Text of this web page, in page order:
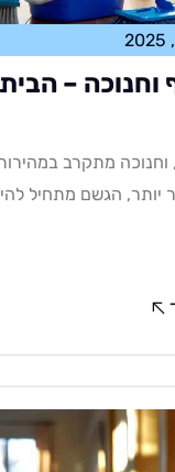
– הבית מוכן
במהירות. השמש
מתחיל להיכנס דרך